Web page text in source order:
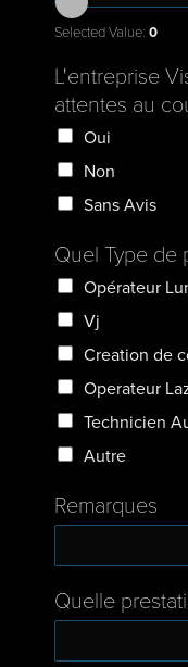
Selected Value: 0
L'entreprise
attentes au
Oui
Non
Sans Avis
Quel Type de
Opérateur
Vj
Creation de
Operateur
Technicien
Autre
Remarques
Quelle